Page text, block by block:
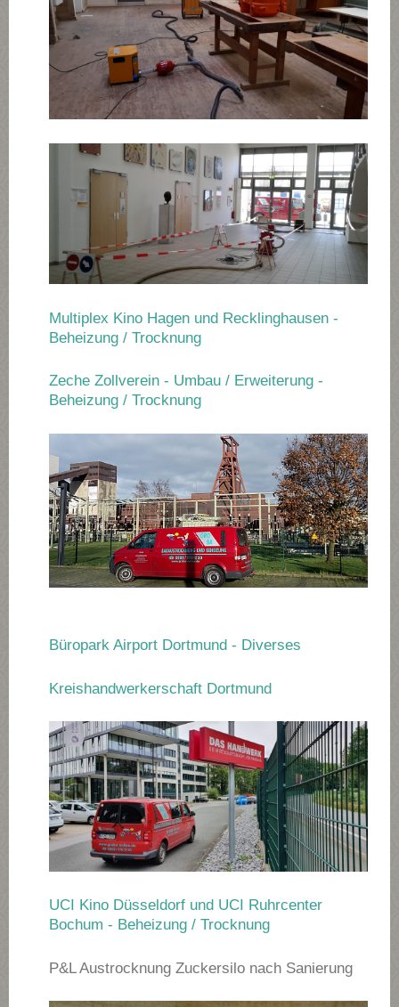
Multiplex Kino Hagen und Recklinghausen -
Beheizung / Trocknung
Zeche Zollverein - Umbau / Erweiterung -
Beheizung / Trocknung
Büropark Airport Dortmund - Diverses
Kreishandwerkerschaft Dortmund
UCI Kino Düsseldorf und UCI Ruhrcenter
Bochum - Beheizung / Trocknung
P&L Austrocknung Zuckersilo nach Sanierung